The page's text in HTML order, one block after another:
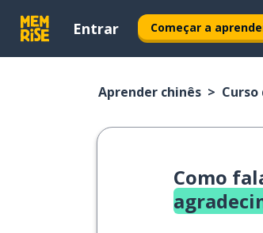
Entrar Começar a
Aprender chinês Curso
Como